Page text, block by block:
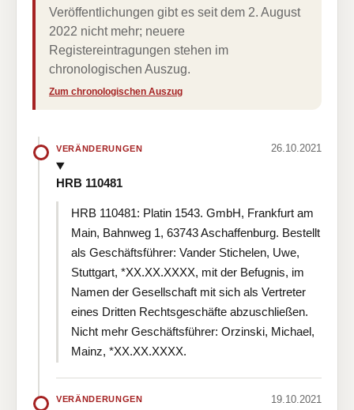
Veröffentlichungen gibt es seit dem 2. August
2022 nicht mehr; neuere
Registereintragungen stehen im
chronologischen Auszug.
Zum chronologischen Auszug
VERÄNDERUNGEN 26.10.2021
HRB 110481
HRB 110481: Platin 1543. GmbH, Frankfurt am
Main, Bahnweg 1, 63743 Aschaffenburg. Bestellt
als Geschäftsführer: Vander Stichelen, Uwe,
Stuttgart, *XX.XX.XXXX, mit der Befugnis, im
Namen der Gesellschaft mit sich als Vertreter
eines Dritten Rechtsgeschäfte abzuschließen.
Nicht mehr Geschäftsführer: Orzinski, Michael,
Mainz, *XX.XX.XXXX.
VERÄNDERUNGEN 19.10.2021